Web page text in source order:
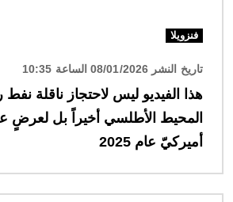
فنزويلا
تاريخ النشر 08/01/2026 الساعة 10:35
هذا الفيديو ليس لاحتجاز ناقلة
المحيط الأطلسي أخيراً بل
أميركيّ عام 2025